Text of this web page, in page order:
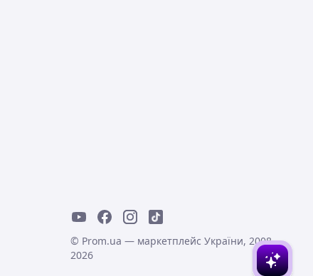
© Prom.ua — маркетплейс України, 2008-
2026